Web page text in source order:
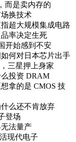
而是卖内存的
换技术
超大规模集成电路
率决定生死
开始感到不安
何对日本芯片出手
三星押上身家
投资 DRAM
拿的是 CMOS 技
么还不肯放弃
登场
法量产
现代电子